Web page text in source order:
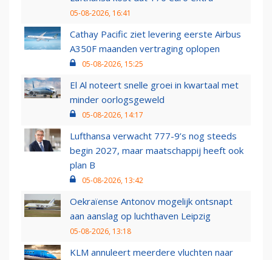
05-08-2026, 16:41
Cathay Pacific ziet levering eerste Airbus
A350F maanden vertraging oplopen
05-08-2026, 15:25
El Al noteert snelle groei in kwartaal met
minder oorlogsgeweld
05-08-2026, 14:17
Lufthansa verwacht 777-9’s nog steeds
begin 2027, maar maatschappij heeft ook
plan B
05-08-2026, 13:42
Oekraïense Antonov mogelijk ontsnapt
aan aanslag op luchthaven Leipzig
05-08-2026, 13:18
KLM annuleert meerdere vluchten naar